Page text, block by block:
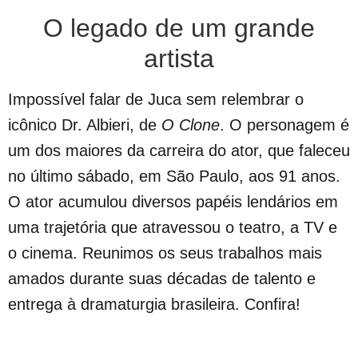
O legado de um grande
artista
Impossível falar de Juca sem relembrar o
icônico Dr. Albieri, de O Clone. O personagem é
um dos maiores da carreira do ator, que faleceu
no último sábado, em São Paulo, aos 91 anos.
O ator acumulou diversos papéis lendários em
uma trajetória que atravessou o teatro, a TV e
o cinema. Reunimos os seus trabalhos mais
amados durante suas décadas de talento e
entrega à dramaturgia brasileira. Confira!